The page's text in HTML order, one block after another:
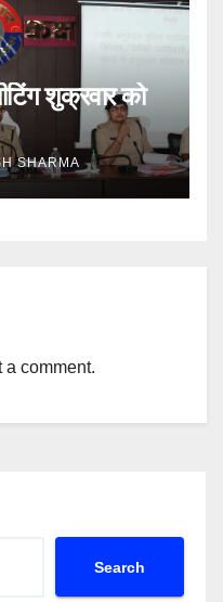
शुक्रवार को
SHARMA
a comment.
Search